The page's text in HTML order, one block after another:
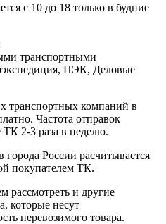
с 10 до 18 только в будние
транспортными
ПЭК, Деловые
транспортных компаний в
Частота отправок
ТК 2-3 раза в неделю.
города России расчитывается
покупателем ТК.
рассмотреть и другие
которые несут
перевозимого товара.